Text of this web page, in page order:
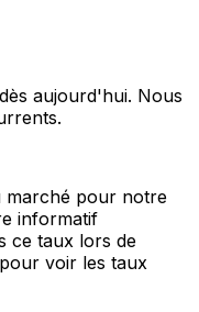
aujourd'hui. Nous
marché pour notre
informatif
ce taux lors de
voir les taux